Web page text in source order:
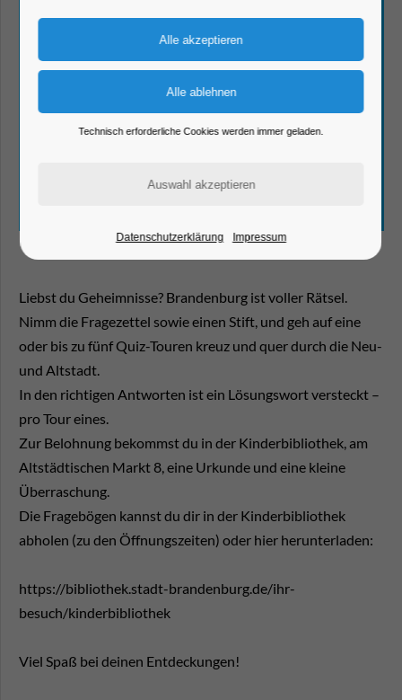
Liebst du Geheimnisse? Brandenburg ist voller Rätsel.
Nimm die Fragezettel sowie einen Stift, und geh auf eine
oder bis zu fünf Quiz-Touren kreuz und quer durch die Neu-
und Altstadt.
In den richtigen Antworten ist ein Lösungswort versteckt –
pro Tour eines.
Zur Belohnung bekommst du in der Kinderbibliothek, am
Altstädtischen Markt 8, eine Urkunde und eine kleine
Überraschung.
Die Fragebögen kannst du dir in der Kinderbibliothek
abholen (zu den Öffnungszeiten) oder hier herunterladen:
https://bibliothek.stadt-brandenburg.de/ihr-
besuch/kinderbibliothek
Viel Spaß bei deinen Entdeckungen!
Technisch erforderliche Cookies werden immer geladen.
Datenschutzerklärung Impressum